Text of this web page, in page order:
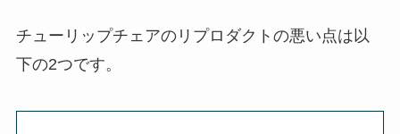
チューリップチェアのリプロダクトの悪い点は以
下の2つです。